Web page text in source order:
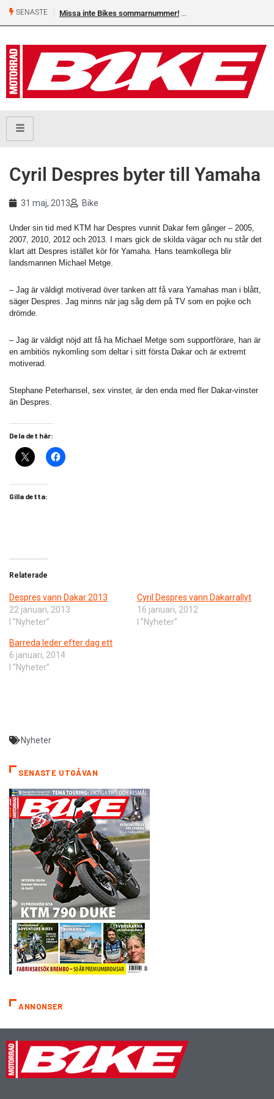
SENASTE Missa inte Bikes sommarnummer!
Cyril Despres byter till Yamaha
31 maj, 2013 Bike
Under sin tid med KTM har Despres vunnit Dakar fem gånger – 2005,
2007, 2010, 2012 och 2013. I mars gick de skilda vägar och nu står det
klart att Despres istället kör för Yamaha. Hans teamkollega blir
landsmannen Michael Metge.
– Jag är väldigt motiverad över tanken att få vara Yamahas man i blått,
säger Despres. Jag minns när jag såg dem på TV som en pojke och
drömde.
– Jag är väldigt nöjd att få ha Michael Metge som supportförare, han är
en ambitiös nykomling som deltar i sitt första Dakar och är extremt
motiverad.
Stephane Peterhansel, sex vinster, är den enda med fler Dakar-vinster
än Despres.
Dela det här:
Gilla detta:
Relaterade
Despres vann Dakar 2013
22 januari, 2013
I ”Nyheter”
Cyril Despres vann Dakarrallyt
16 januari, 2012
I ”Nyheter”
Barreda leder efter dag ett
6 januari, 2014
I ”Nyheter”
Nyheter
SENASTE UTGÅVAN
ANNONSER